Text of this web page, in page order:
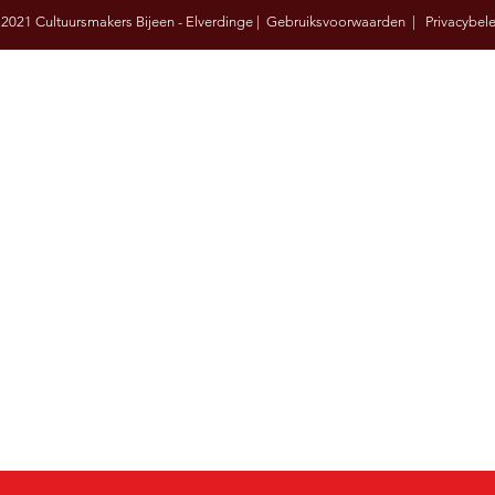
Cultuursmakers Bijeen - Elverdinge | Gebruiksvoorwaarden |